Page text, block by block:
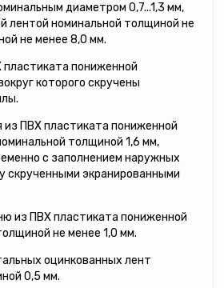
диаметром 0,7...1,3 мм,
лентой номинальной толщиной не
не менее 8,0 мм.
пластиката пониженной
которого скручены
из ПВХ пластиката пониженной
толщиной 1,6 мм,
с заполнением наружных
скрученными экранированными
из ПВХ пластиката пониженной
не менее 1,0 мм.
оцинкованных лент
0,5 мм.